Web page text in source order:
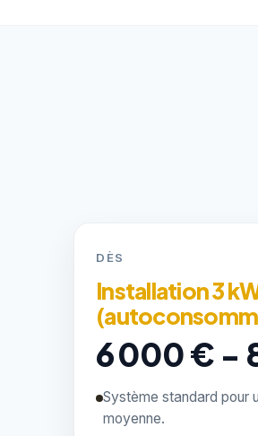
DÈS
Installation 3
6 000 € -
Système standard pour
moyenne.